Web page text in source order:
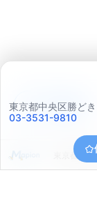
東京都中央区勝ど
03-3531-9810
東京都港
アプリで見る